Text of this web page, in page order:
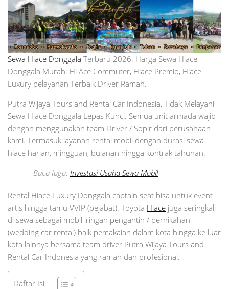
Sewa Hiace Donggala Terbaru 2026. Harga Sewa Hiace
Donggala Murah: Hi Ace Commuter, Hiace Premio, Hiace
Luxury pelayanan Terbaik Driver Ramah.
Putra Wijaya Tours and Rental Car Indonesia, Tidak Melayani
Sewa Hiace Donggala Lepas Kunci. Semua unit armada wajib
dengan menggunakan team Driver / Sopir dari perusahaan
kami. Termasuk layanan rental mobil dengan durasi sewa
hiace harian, mingguan, bulanan hingga kontrak tahunan.
Baca Juga: Investasi Usaha Sewa Mobil
Rental Hiace Luxury Donggala captain seat bisa untuk event
artis hingga tamu VVIP (pejabat). Toyota Hiace juga seringkali
di sewa sebagai mobil iringan pengantin / pernikahan
(wedding car rental) baik pemakaian dalam kota hingga ke luar
kota lainnya bersama team driver Putra Wijaya Tours and
Rental Car Indonesia yang ramah dan profesional.
Daftar Isi